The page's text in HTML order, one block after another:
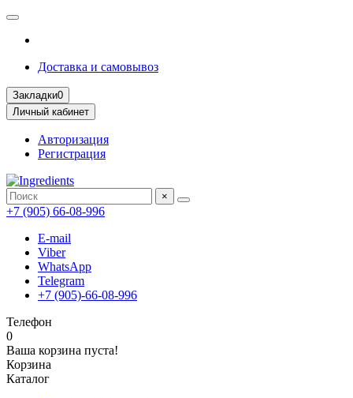
Доставка и самовывоз
Закладки0
Личный кабинет
Авторизация
Регистрация
×
+7 (905) 66-08-996
E-mail
Viber
WhatsApp
Telegram
+7 (905)-66-08-996
Телефон
0
Ваша корзина пуста!
Корзина
Каталог